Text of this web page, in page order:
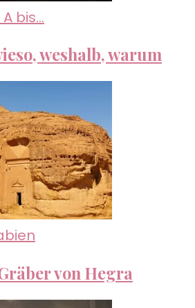
bis...
weshalb, warum
von Hegra